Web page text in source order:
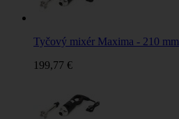
Tyčový mixér Maxima - 210 mm
199,77 €